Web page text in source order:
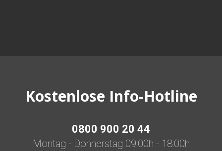
Kostenlose Info-Hotline
0800 900 20 44
Montag - Donnerstag 09:00h - 18:00h